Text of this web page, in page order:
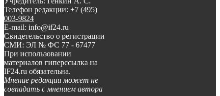
Телефон редакции: +7 (495)
003-9824
E-mail: info@if24.ru
Свидетельство о регистрации
СМИ: ЭЛ № ФС 77 - 67477
При использовании
материалов гиперссылка на
IF24.ru обязательна.
Мнение редакции может не
совпадать с мнением автора